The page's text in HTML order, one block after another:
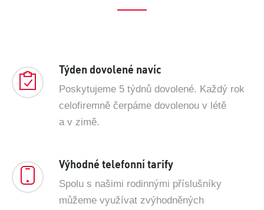
Týden dovolené navíc
Poskytujeme 5 týdnů dovolené. Každý rok
celofiremně čerpáme dovolenou v létě
a v zimě.
Výhodné telefonní tarify
Spolu s našimi rodinnými příslušníky
můžeme využívat zvýhodněných